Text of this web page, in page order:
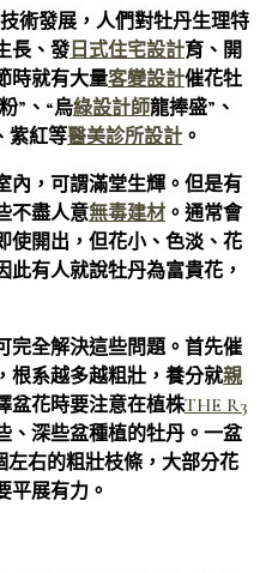
術發展，人們對牡丹生理特
長、發 日式住宅設計育、開
時就有大量客變設計催花牡
”、“烏綠設計師龍捧盛”、
紫紅等醫美診所設計 。
內，可謂滿堂生輝。但是有
不盡人意無毒建材 。通常會
使開出，但花小、色淡、花
有人就說牡丹為富貴花，
完全解決這些問題。首先催
根系越多越粗壯，養分就親
盆花時要注意在植株THE R3
、深些盆種植的牡丹。一盆
左右的粗壯枝條，大部分花
平展有力。